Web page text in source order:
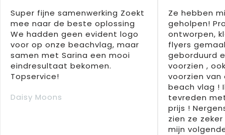
Super fijne samenwerking Zoekt
mee naar de beste oplossing
We hadden geen evident logo
voor op onze beachvlag, maar
samen met Sarina een mooi
eindresultaat bekomen.
Topservice!
Daisy Moons
Ze hebben
geholpen!
ontworpen,
flyers
geborduurd
voorzien ,
voorzien
beach vlag !
tevreden
prijs !
zien ze
mijn